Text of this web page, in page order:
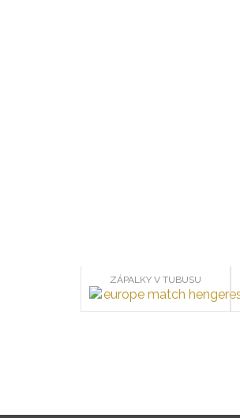
ZÁPALKY V TUBUSU